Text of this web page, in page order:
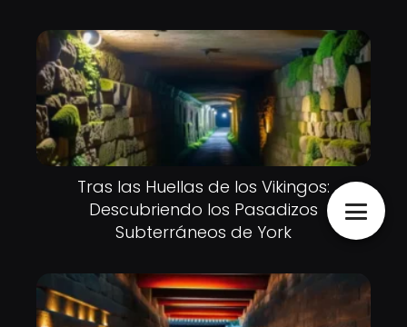
Tras las Huellas de los Vikingos:
Descubriendo los Pasadizos
Subterráneos de York